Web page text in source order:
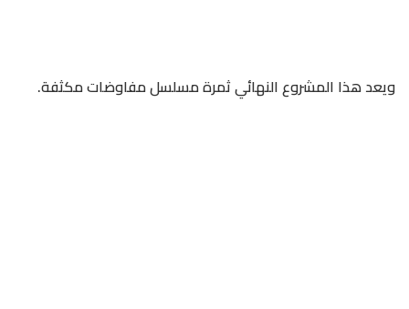
ويعد هذا المشروع النهائي ثمرة مسلسل مفاوضات مكثفة.